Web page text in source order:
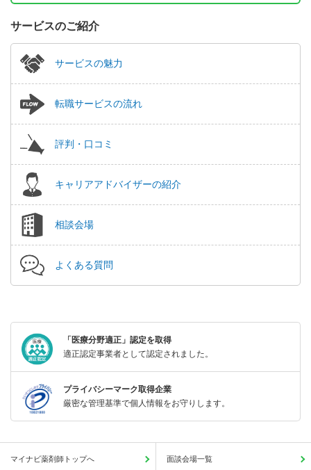
サービスのご紹介
サービスの魅力
転職サービスの流れ
評判・口コミ
キャリアアドバイザーの紹介
相談会場
よくある質問
「医療分野適正」認定を取得
適正認定事業者として認定されました。
プライバシーマーク取得企業
厳密な管理基準で個人情報をお守りします。
マイナビ薬剤師トップへ 面談会場一覧